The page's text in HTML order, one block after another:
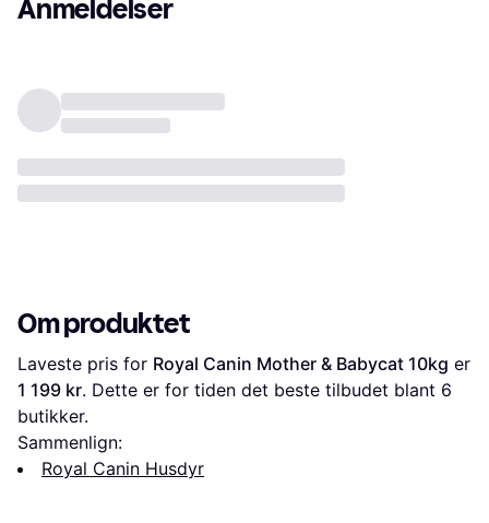
Anmeldelser
Om produktet
Laveste pris for Royal Canin Mother & Babycat 10kg
1 199 kr. Dette er for tiden det beste tilbudet blant 6
butikker.
Sammenlign:
Royal Canin Husdyr